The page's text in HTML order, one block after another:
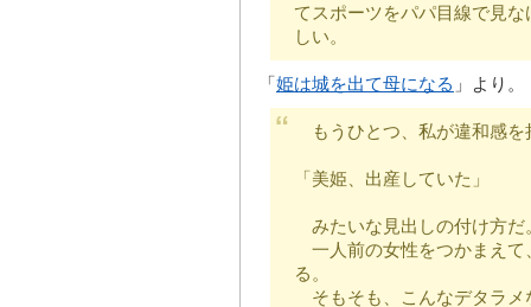
てスポーツをパパ目線で見
しい。
「姫は城を出て母になる 」より。
もうひとつ、私が違和感を
「美姫、出産していた」
みたいな見出しの付け方だ
一人前の女性をつかまえて
る。
そもそも、こんなデタラメ